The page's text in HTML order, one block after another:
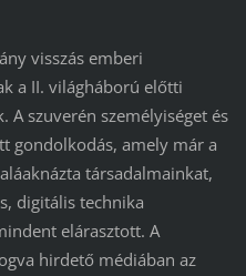
visszás emberi
a II. világháború előtti
szuverén személyiséget és
gondolkodás, amely már a
társadalmainkat,
digitális technika
elárasztott. A
hirdető médiában az